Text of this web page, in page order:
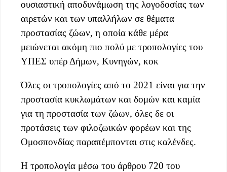
ουσιαστική αποδυνάμωση της λογοδοσίας των
αιρετών και των υπαλλήλων σε θέματα
προστασίας ζώων, η οποία κάθε μέρα
μειώνεται ακόμη πιο πολύ με τροπολογίες του
ΥΠΕΣ υπέρ Δήμων, Κυνηγών, κοκ
Όλες οι τροπολογίες από το 2021 είναι για την
προστασία κυκλωμάτων και δομών και καμία
για τη προστασία των ζώων, όλες δε οι
προτάσεις των φιλοζωικών φορέων και της
Ομοσπονδίας παραπέμπονται στις καλένδες.
Η τροπολογία μέσω του άρθρου 720 του